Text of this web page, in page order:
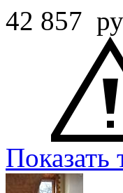
42 857
Показать